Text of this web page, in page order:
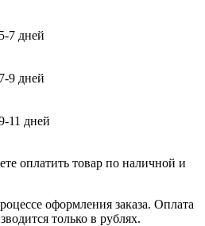
5-7 дней
7-9 дней
11 дней
оплатить товар по наличной и
оформления заказа. Оплата
только в рублях.